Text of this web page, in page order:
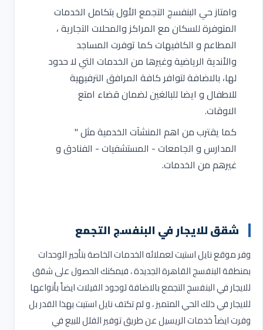
وامتاز حي البنفسج التجمع الأول بتكامل الخدمات
المتوفرة للسكان مع المراكز والمحلات التجارية ،
المطاعم و الكافيهات كما توفرت المساجد
والأندية الرياضية وغيرها من الخدمات التي لا حدود
لها، بالاضافة لتوافر كافة المرافق الترفيهية
للاطفال و ايضا للبالغين لضمان قضاء امتع
الاوقات.
كما يقترب من اهم المنشآت الخدمية مثل "
المدارس و الجامعات - المستشفيات - الفنادق و
غيرهم من الخدمات.
شقق للايجار في البنفسج التجمع
وفر موقع نايل استيت لعملائه الخدمات الخاصة بتأجير الوحدات
بمنطقة البنفسج القاهرة الجديدة ، فيمكنك الحصول على شقق
للايجار في البنفسج التجمع بالاضافة لوجود الفيلات ايضاً بأنواعها
للايجار في ذلك الحي المتميز ، و لم تكتف نايل استيت بهذا القدر بل
وفرت ايضاً خدمات الريسيل عن طريق توفير الفلل للبيع في